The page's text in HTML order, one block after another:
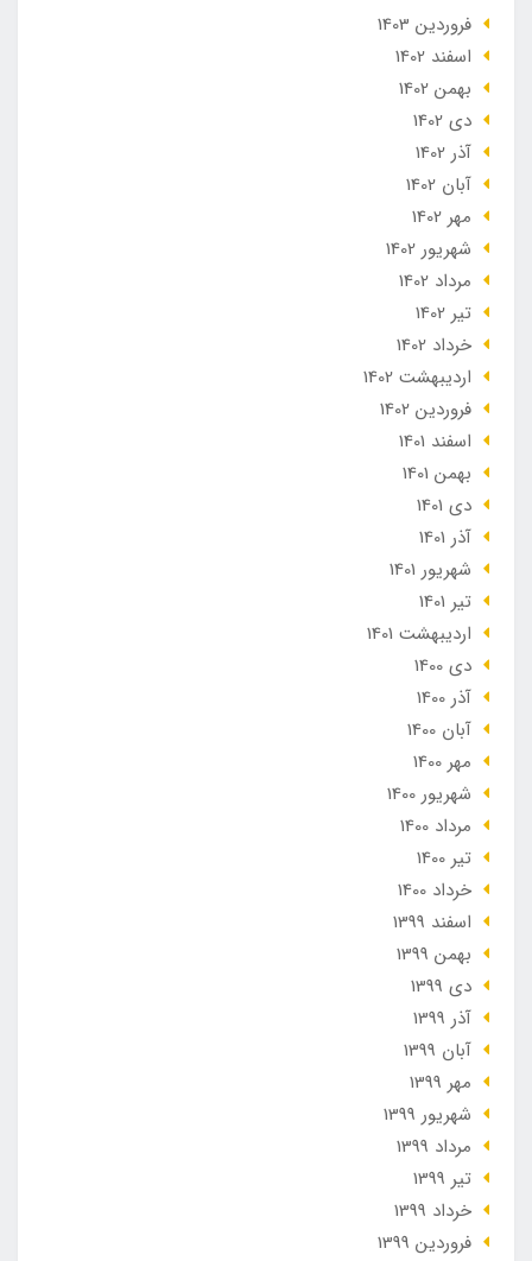
فروردین 1403
اسفند 1402
بهمن 1402
دی 1402
آذر 1402
آبان 1402
مهر 1402
شهریور 1402
مرداد 1402
تير 1402
خرداد 1402
ارديبهشت 1402
فروردین 1402
اسفند 1401
بهمن 1401
دی 1401
آذر 1401
شهریور 1401
تير 1401
ارديبهشت 1401
دی 1400
آذر 1400
آبان 1400
مهر 1400
شهریور 1400
مرداد 1400
تير 1400
خرداد 1400
اسفند 1399
بهمن 1399
دی 1399
آذر 1399
آبان 1399
مهر 1399
شهریور 1399
مرداد 1399
تير 1399
خرداد 1399
فروردین 1399